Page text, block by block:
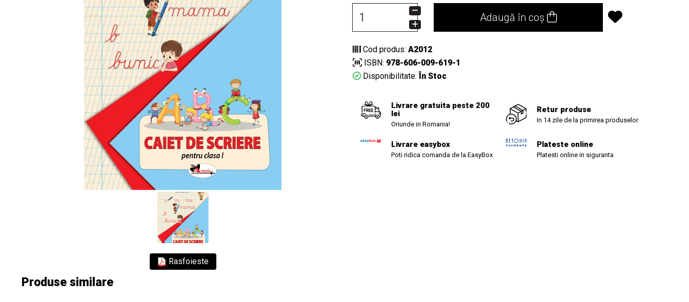
Rasfoieste
Adaugă în coș
Cod produs: A2012
ISBN: 978-606-009-619-1
Disponibilitate: În Stoc
Livrare gratuita peste 200
lei
Oriunde in Romania!
Retur produse
In 14 zile de la primirea produselor
Livrare easybox
Poti ridica comanda de la EasyBox
Plateste online
Platesti online in siguranta
Produse similare